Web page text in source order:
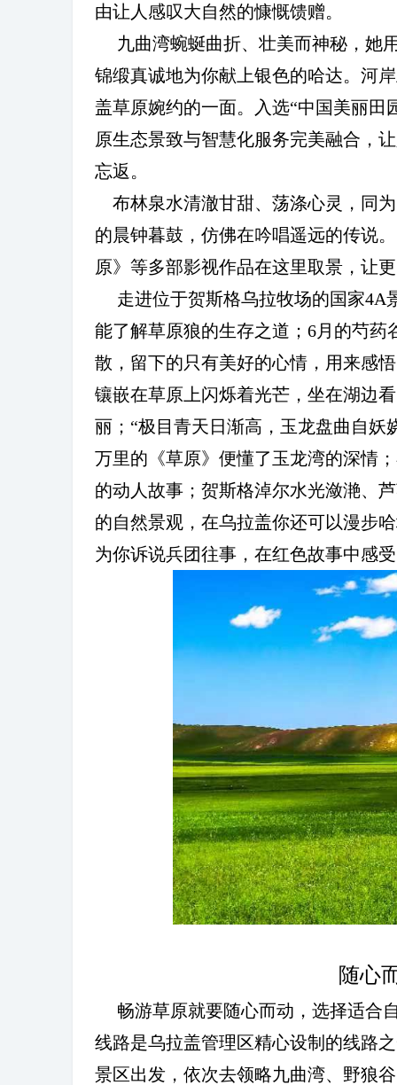
由让人感叹大自然的慷慨馈赠。
九曲湾蜿蜒曲折、壮美而神秘，她
锦缎真诚地为你献上银色的哈达。河
盖草原婉约的一面。入选“中国美丽田
原生态景致与智慧化服务完美融合，
忘返。
布林泉水清澈甘甜、荡涤心灵，同
的晨钟暮鼓，仿佛在吟唱遥远的传说
原》等多部影视作品在这里取景，让
走进位于贺斯格乌拉牧场的国家4A
能了解草原狼的生存之道； 6月的芍药
散，留下的只有美好的心情，用来感
镶嵌在草原上闪烁着光芒，坐在湖边
丽； “极目青天日渐高，玉龙盘曲自妖
万里的《草原》便懂了玉龙湾的深情
的动人故事；贺斯格淖尔水光潋滟、
的自然景观，在乌拉盖你还可以漫步
为你诉说兵团往事，在红色故事中感
随心
畅游草原就要随心而动，选择适合
线路是乌拉盖管理区精心设制的线路
景区出发，依次去领略九曲湾、野狼